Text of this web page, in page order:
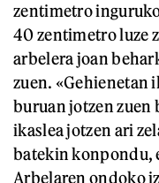
zentimetro
40 zentimetro luze
arbelera joan
zuen. «Gehienetan
buruan jotzen zuen
ikaslea jotzen ari
batekin konpondu,
Arbelaren ondoko